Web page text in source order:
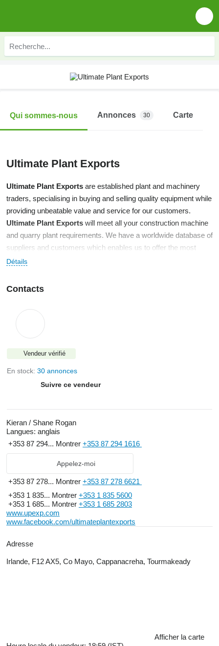
Qui sommes-nous Annonces 30 Carte
Ultimate Plant Exports
Ultimate Plant Exports are established plant and machinery
traders, specialising in buying and selling quality equipment while
providing unbeatable value and service for our customers.
Ultimate Plant Exports will meet all your construction machine
and quarry plant requirements. We have a worldwide database of
suppliers and customers which enables us to offer the most
competitive service on the market.
a general enquiry, please do not hesitate to contact us.
buying and selling process of any type of construction machinery
or quarry plant.
Détails
Contacts
Vendeur vérifié
En stock: 30 annonces
Suivre ce vendeur
Kieran / Shane Rogan
Langues: anglais
+353 87 294... Montrer +353 87 294 1616
Appelez-moi
+353 87 278... Montrer +353 87 278 6621
+353 1 835... Montrer +353 1 835 5600
+353 1 685... Montrer +353 1 685 2803
www.upexp.com
www.facebook.com/ultimateplantexports
Adresse
Irlande, F12 AX5, Co Mayo, Cappanacreha, Tourmakeady
Afficher la carte